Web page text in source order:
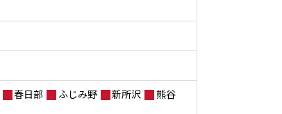
春日部 ふじみ野 新所沢
熊谷